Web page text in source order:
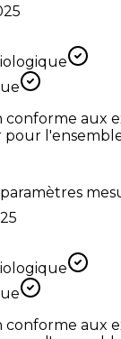
conforme aux
paramètres
conforme aux